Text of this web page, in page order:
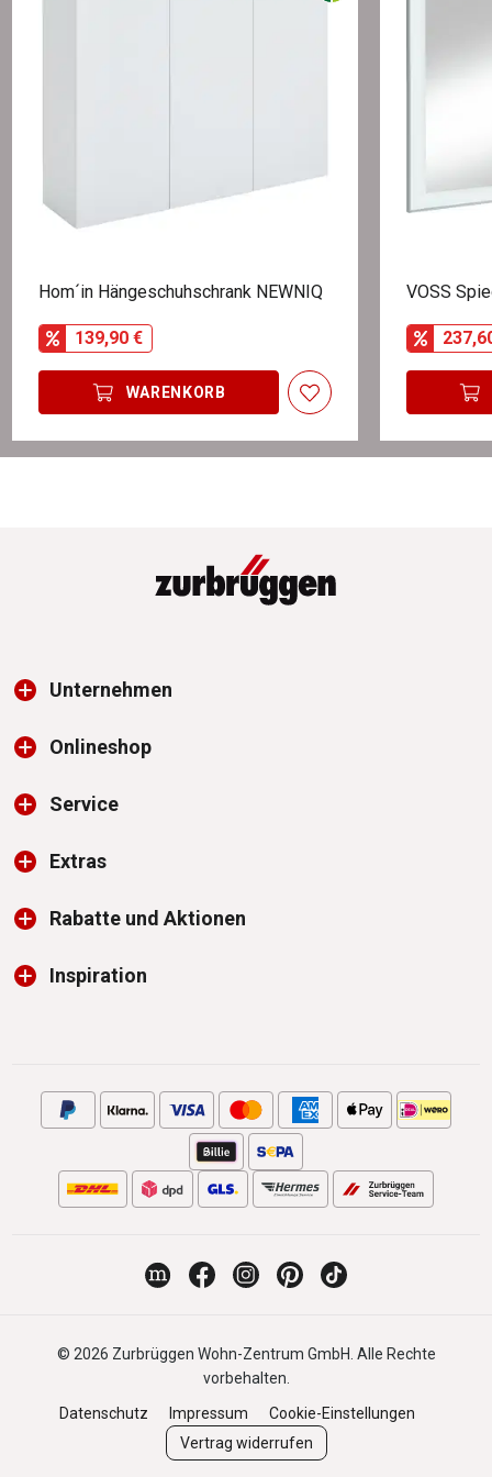
Hom´in Hängeschuhschrank NEWNIQ
139,90 €
WARENKORB
VOSS
Unternehmen
Onlineshop
Service
Extras
Rabatte und Aktionen
Inspiration
© 2026 Zurbrüggen Wohn-Zentrum GmbH. Alle Rechte
vorbehalten.
Datenschutz
Impressum
Cookie-Einstellungen
Vertrag widerrufen